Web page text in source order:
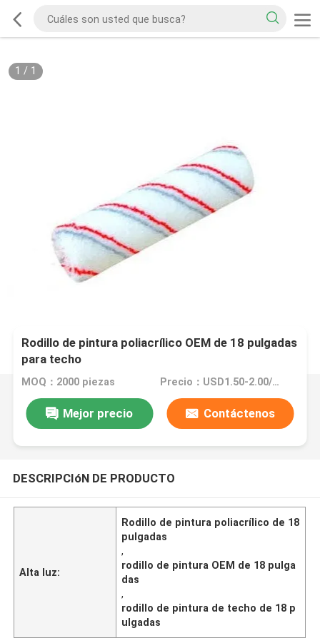
1 / 1
Rodillo de pintura poliacrílico OEM de 18 pulgadas
para techo
MOQ：2000 piezas Precio：USD1.50-2.00/Pc
Mejor precio Contáctenos
DESCRIPCIóN DE PRODUCTO
Alta luz:
Rodillo de pintura poliacrílico de 18
pulgadas
,
rodillo de pintura OEM de 18 pulga
das
,
rodillo de pintura de techo de 18 p
ulgadas